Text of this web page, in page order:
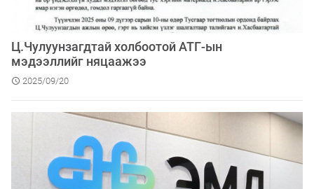
Ц.Чулуунзагдтай холбоотой АТГ-ын
мэдээллийг няцаажээ
2025/09/20